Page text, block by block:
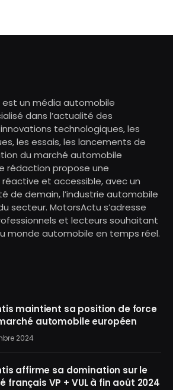
est un média automobile
dans l’actualité des
technologiques, les
les essais, les lancements de
du marché automobile
rédaction propose une
et accessible, avec un
de demain, l’industrie automobile
secteur. MotorsActu s’adresse
et lecteurs souhaitant
monde automobile en temps réel.
maintient sa position de force
automobile européen
2024
affirme sa domination sur le
français VP + VUL à fin août 2024